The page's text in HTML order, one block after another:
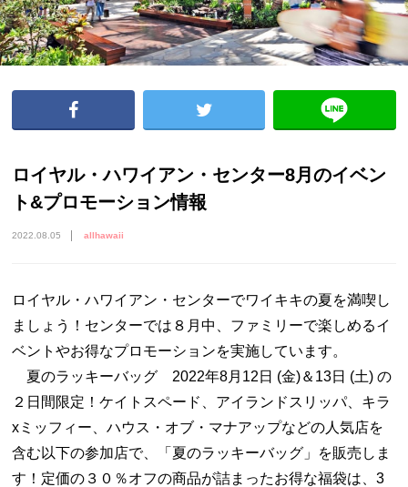
ロイヤル・ハワイアン・センター8月のイベン
ト&プロモーション情報
2022.08.05 allhawaii
ロイヤル・ハワイアン・センターでワイキキの夏を満喫し
ましょう！センターでは８月中、ファミリーで楽しめるイ
ベントやお得なプロモーションを実施しています。
夏のラッキーバッグ 2022年8月12日 (金)＆13日 (土) の
２日間限定！ケイトスペード、アイランドスリッパ、キラ
xミッフィー、ハウス・オブ・マナアップなどの人気店を
含む以下の参加店で、「夏のラッキーバッグ」を販売しま
す！定価の３０％オフの商品が詰まったお得な福袋は、3